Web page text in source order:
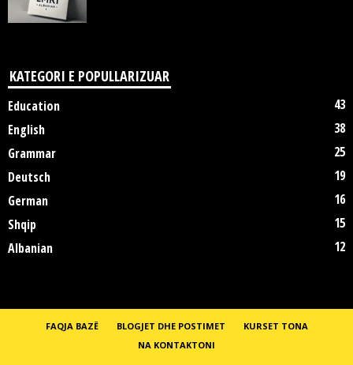
KATEGORI E POPULLARIZUAR
Education
43
English
38
Grammar
25
Deutsch
19
German
16
Shqip
15
Albanian
12
FAQJA BAZË BLOGJET DHE POSTIMET
KURSET TONA
NA KONTAKTONI